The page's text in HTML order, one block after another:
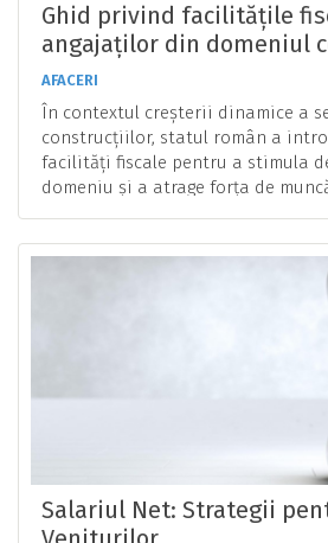
Ghid privind facilitățile
angajaților din domeniul
AFACERI
În contextul creșterii dinamice a
construcţiilor, statul român a
facilități fiscale pentru a stimula
domeniu și a atrage forța de
Salariul Net: Strategii